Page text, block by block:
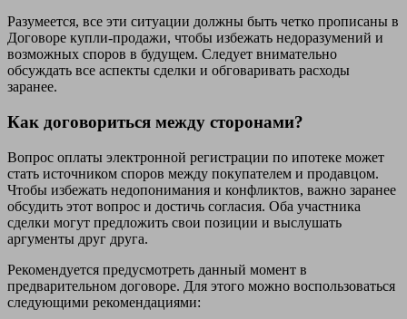
Разумеется, все эти ситуации должны быть четко прописаны в
Договоре купли-продажи, чтобы избежать недоразумений и
возможных споров в будущем. Следует внимательно
обсуждать все аспекты сделки и обговаривать расходы
заранее.
Как договориться между сторонами?
Вопрос оплаты электронной регистрации по ипотеке может
стать источником споров между покупателем и продавцом.
Чтобы избежать недопонимания и конфликтов, важно заранее
обсудить этот вопрос и достичь согласия. Оба участника
сделки могут предложить свои позиции и выслушать
аргументы друг друга.
Рекомендуется предусмотреть данный момент в
предварительном договоре. Для этого можно воспользоваться
следующими рекомендациями: